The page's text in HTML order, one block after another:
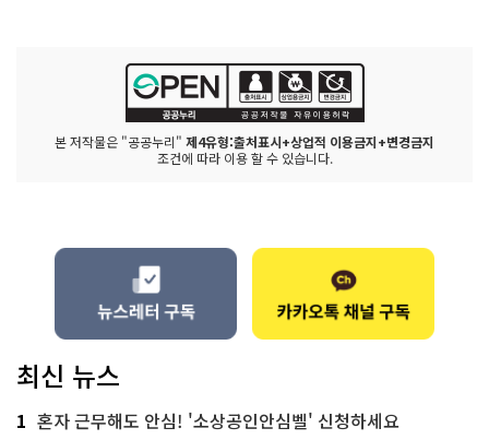
본 저작물은 "공공누리" 제4유형:출처표시+상업적 이용금지+변경금지
조건에 따라 이용 할 수 있습니다.
최신 뉴스
1 혼자 근무해도 안심! '소상공인안심벨' 신청하세요